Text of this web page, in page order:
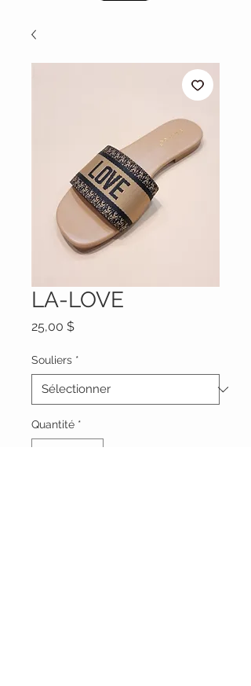
LA-LOVE
25,00 $Prix
Souliers *
Quantité *